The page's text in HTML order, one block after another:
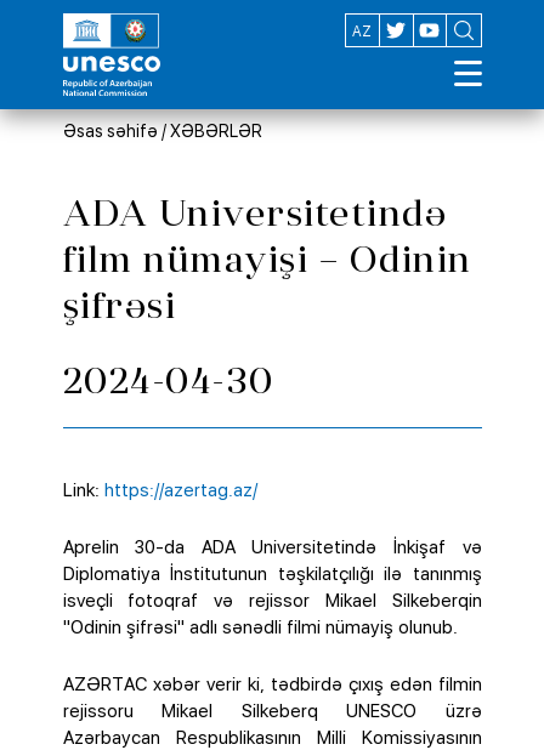
AZ
EN
Əsas səhifə /XƏBƏRLƏR
ADA Universitetində
film nümayişi – Odinin
şifrəsi
2024-04-30
Link: https://azertag.az/
Aprelin 30-da ADA Universitetində İnkişaf və
Diplomatiya İnstitutunun təşkilatçılığı ilə tanınmış
isveçli fotoqraf və rejissor Mikael Silkeberqin
"Odinin şifrəsi" adlı sənədli filmi nümayiş olunub.
AZƏRTAC xəbər verir ki, tədbirdə çıxış edən filmin
rejissoru Mikael Silkeberq UNESCO üzrə
Azərbaycan Respublikasının Milli Komissiyasının